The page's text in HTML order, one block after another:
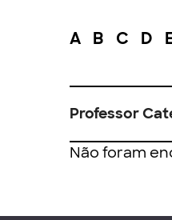
A B C D
Professor
Não foram